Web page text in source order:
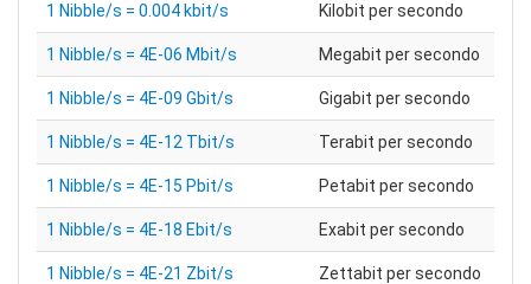
1 Nibble/s = 0.004 kbit/s Kilobit per secondo
1 Nibble/s = 4E-06 Mbit/s Megabit per secondo
1 Nibble/s = 4E-09 Gbit/s Gigabit per secondo
1 Nibble/s = 4E-12 Tbit/s Terabit per secondo
1 Nibble/s = 4E-15 Pbit/s Petabit per secondo
1 Nibble/s = 4E-18 Ebit/s Exabit per secondo
1 Nibble/s = 4E-21 Zbit/s Zettabit per secondo